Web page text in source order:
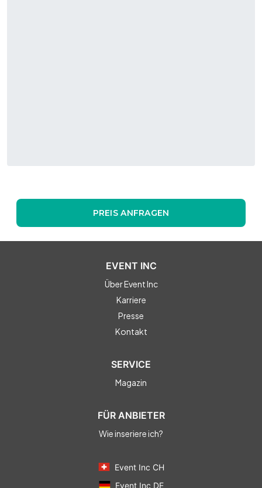
PREIS ANFRAGEN
EVENT INC
Über Event Inc
Karriere
Presse
Kontakt
SERVICE
Magazin
FÜR ANBIETER
Wie inseriere ich?
Event Inc CH
Event Inc DE